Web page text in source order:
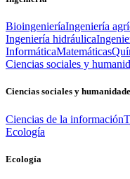
BioingenieríaIngeniería
Ingeniería hidráulica
InformáticaMatemáticas
Ciencias sociales y
Ciencias sociales y
Ciencias de la información
Ecología
Ecología